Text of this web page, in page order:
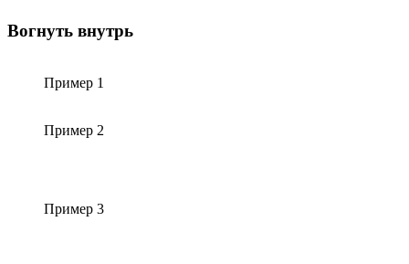
Вогнуть внутрь
Пример 1
Пример 2
Пример 3